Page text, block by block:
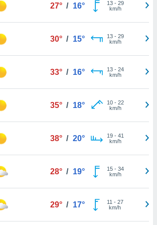
27° / 16° 13- 29
km/h
30° / 15° 13- 29
km/h
33° / 16° 13- 24
km/h
35° / 18° 10- 22
km/h
38° / 20° 19- 41
km/h
28° / 19° 15- 34
km/h
29° / 17° 11 - 27
km/h